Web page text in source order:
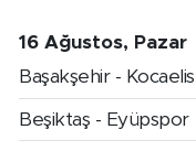
16 Ağustos, Pazar
Başakşehir -
Beşiktaş - Eyüpspor